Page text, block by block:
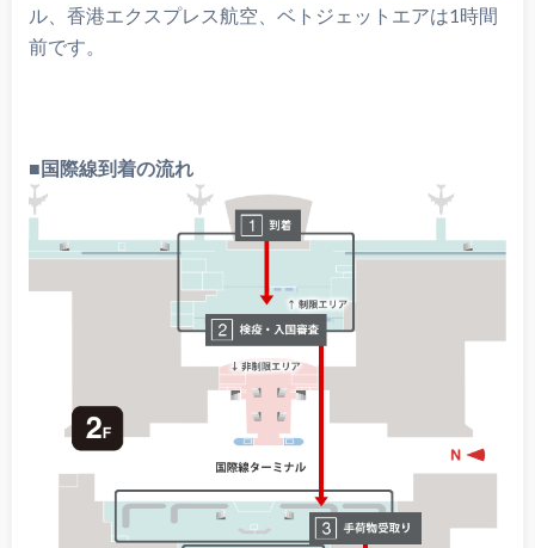
ル、香港エクスプレス航空、ベトジェットエアは1時間
前です。
■国際線到着の流れ